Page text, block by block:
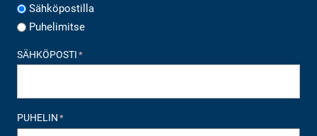
Sähköpostilla
Puhelimitse
SÄHKÖPOSTI *
PUHELIN *